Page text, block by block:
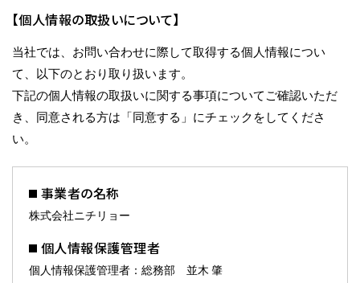
【個人情報の取扱いについて】
当社では、お問い合わせに際して取得する個人情報につい
て、以下のとおり取り扱います。
下記の個人情報の取扱いに関する事項についてご確認いただ
き、同意される方は「同意する」にチェックをしてくださ
い。
事業者の名称
株式会社ニチリョー
個人情報保護管理者
個人情報保護管理者：総務部 並木 肇